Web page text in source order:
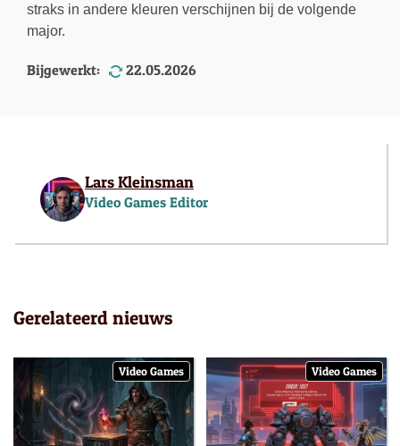
straks in andere kleuren verschijnen bij de volgende
major.
Bijgewerkt: 22.05.2026
Lars Kleinsman
Video Games Editor
Gerelateerd nieuws
Video Games Video Games